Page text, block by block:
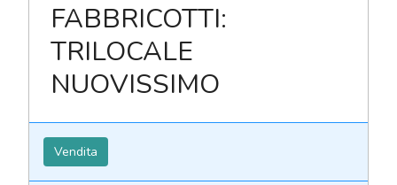
FABBRICOTTI:
TRILOCALE
NUOVISSIMO
Vendita